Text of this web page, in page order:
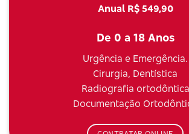
Anual R$ 549,90
De 0 a 18 Anos
Urgência e Emergência.
Cirurgia, Dentística
Radiografia ortodôntica
Documentação